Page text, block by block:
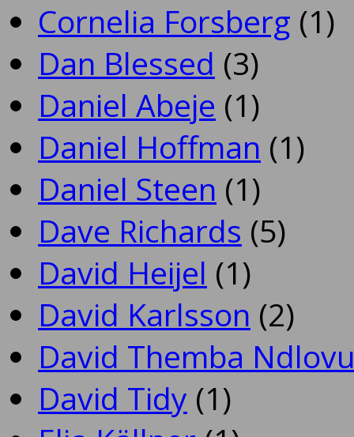
Cornelia Forsberg (1)
Dan Blessed (3)
Daniel Abeje (1)
Daniel Hoffman (1)
Daniel Steen (1)
Dave Richards (5)
David Heijel (1)
David Karlsson (2)
David Themba
David Tidy (1)